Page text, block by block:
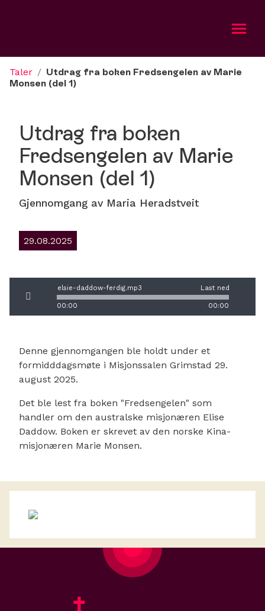
Om oss
Bli med
Kalender
Taler
Gi
Taler / Utdrag fra boken Fredsengelen av Marie
Monsen (del 1)
Utdrag fra boken
Fredsengelen av Marie
Monsen (del 1)
Gjennomgang av Maria Heradstveit
29.08.2025
00:00 00:00
elsie-daddow-ferdig.mp3 Last ned
Denne gjennomgangen ble holdt under et
formidddagsmøte i Misjonssalen Grimstad 29.
august 2025.
Det ble lest fra boken "Fredsengelen" som
handler om den australske misjonæren Elise
Daddow. Boken er skrevet av den norske Kina-
misjonæren Marie Monsen.